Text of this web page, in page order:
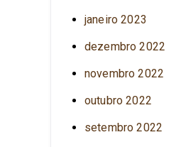
janeiro 2023
dezembro 2022
novembro 2022
outubro 2022
setembro 2022